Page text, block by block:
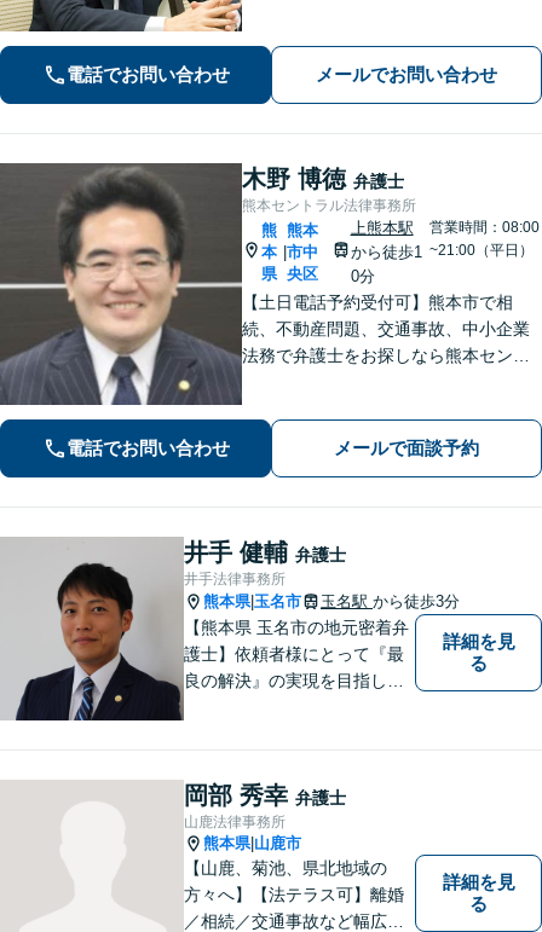
選択肢と法的権利を明確にし、納得の
いく決断ができるよう支援いたします
電話でお問い合わせ メールでお問い合わせ
木野 博徳 弁護士
熊本セントラル法律事務所
熊
本
県
|
熊本
市中
央区
上熊本駅
から徒歩1
0分
営業時間：08:00
~21:00（平日）
【土日電話予約受付可】熊本市で相
続、不動産問題、交通事故、中小企業
法務で弁護士をお探しなら熊本セント
受付可】【休日・夜間相談可】
電話でお問い合わせ メールで面談予約
井手 健輔 弁護士
井手法律事務所
熊本県| 玉名市 玉名駅 から徒歩3分
【熊本県 玉名市の地元密着弁
護士】依頼者様にとって『最
良の解決』の実現を目指しま
詳細を見
る
岡部 秀幸 弁護士
山鹿法律事務所
熊本県| 山鹿市
【山鹿、菊池、県北地域の
方々へ】【法テラス可】離婚
／相続／交通事故など幅広く
詳細を見
る